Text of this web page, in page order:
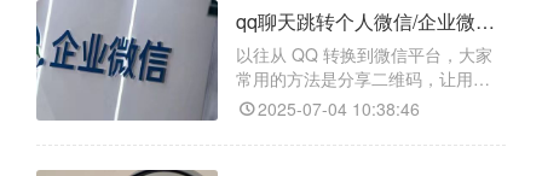
转工具，就可以实现qq聊天一键跳
转微信小商店/H5网页。
qq聊天跳转个人微信/企业微信/微信群如何操作？
以往从 QQ 转换到微信平台，大家
常用的方法是分享二维码，让用户
保存后再识别添加。且不说二维码
的使用习惯而言，大家都追求一步
2025-07-04 10:38:46